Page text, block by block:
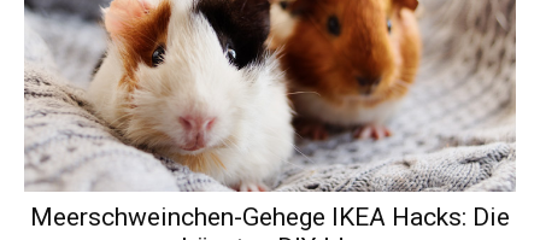
Meerschweinchen-Gehege IKEA Hacks: Die